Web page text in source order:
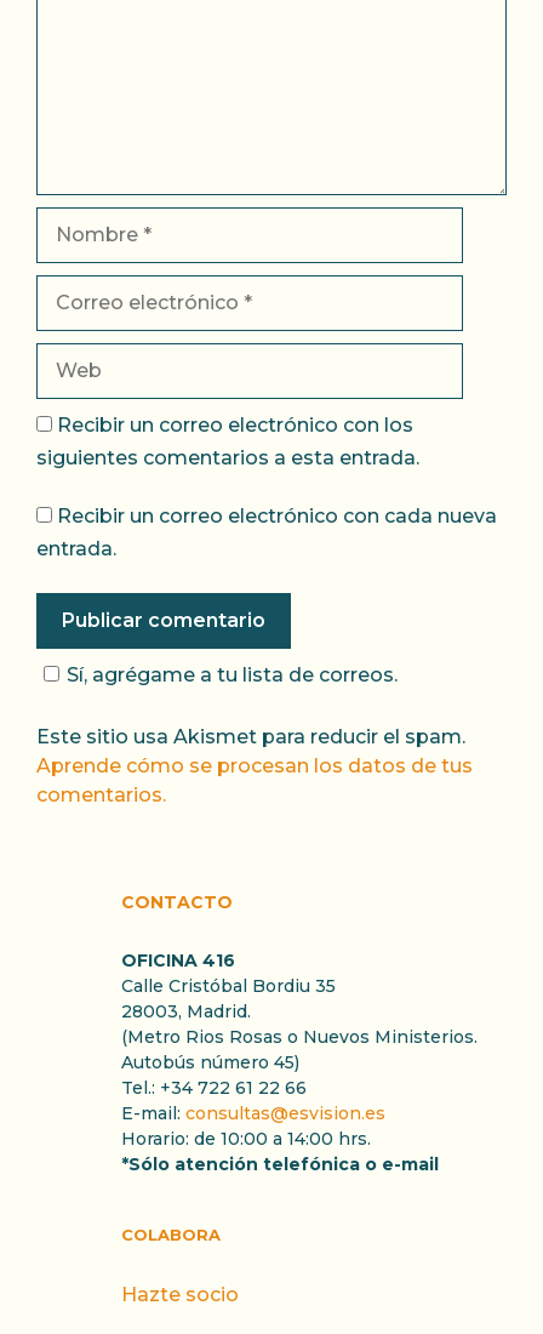
Recibir un correo electrónico con los
siguientes comentarios a esta entrada.
Recibir un correo electrónico con cada nueva
entrada.
Sí, agrégame a tu lista de correos.
Este sitio usa Akismet para reducir el spam.
Aprende cómo se procesan los datos de tus
comentarios.
CONTACTO
OFICINA 416
Calle Cristóbal Bordiu 35
28003, Madrid.
(Metro Rios Rosas o Nuevos Ministerios.
Autobús número 45)
Tel.: +34 722 61 22 66
E-mail: consultas@esvision.es
Horario: de 10:00 a 14:00 hrs.
*Sólo atención telefónica o e-mail
COLABORA
Hazte socio